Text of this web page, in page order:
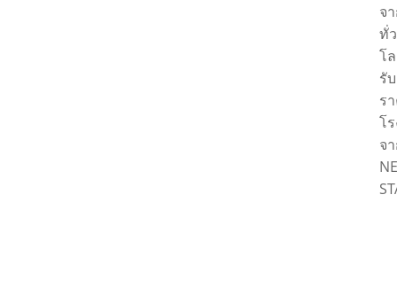
จ
ทั่ว
โ
รับ
ร
โ
จ